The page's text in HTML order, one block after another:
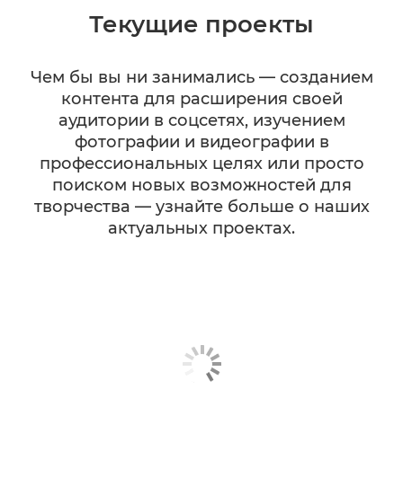
Текущие проекты
Чем бы вы ни занимались — созданием
контента для расширения своей
аудитории в соцсетях, изучением
фотографии и видеографии в
профессиональных целях или просто
поиском новых возможностей для
творчества — узнайте больше о наших
актуальных проектах.